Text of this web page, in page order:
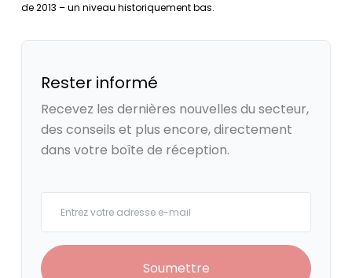
de 2013 – un niveau historiquement bas.
Rester informé
Recevez les dernières nouvelles du secteur,
des conseils et plus encore, directement
dans votre boîte de réception.
Soumettre